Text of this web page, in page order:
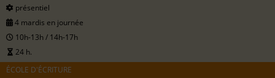
présentiel
4 mardis en journée
10h-13h / 14h-17h
24 h.
ÉCOLE D'ÉCRITURE